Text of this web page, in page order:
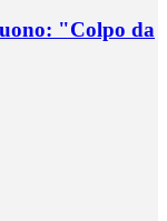
"Colpo da